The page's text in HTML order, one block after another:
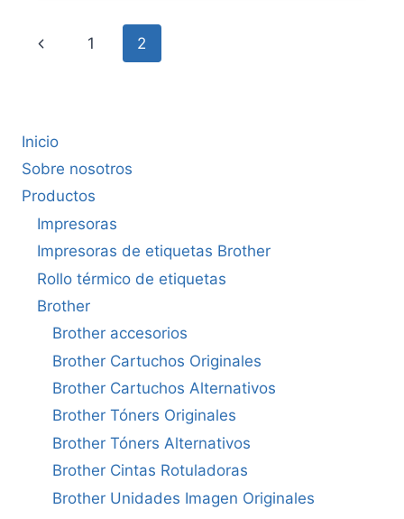
Page
Previous
1 2
Inicio
Sobre nosotros
Productos
Impresoras
Impresoras de etiquetas Brother
Rollo térmico de etiquetas
Brother
Brother accesorios
Brother Cartuchos Originales
Brother Cartuchos Alternativos
Brother Tóners Originales
Brother Tóners Alternativos
Brother Cintas Rotuladoras
Brother Unidades Imagen Originales